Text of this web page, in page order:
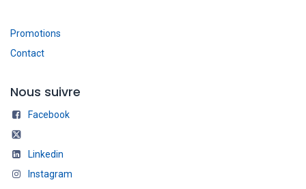
Promotions
Contact
Nous suivre
Facebook
Linkedin
Instagram